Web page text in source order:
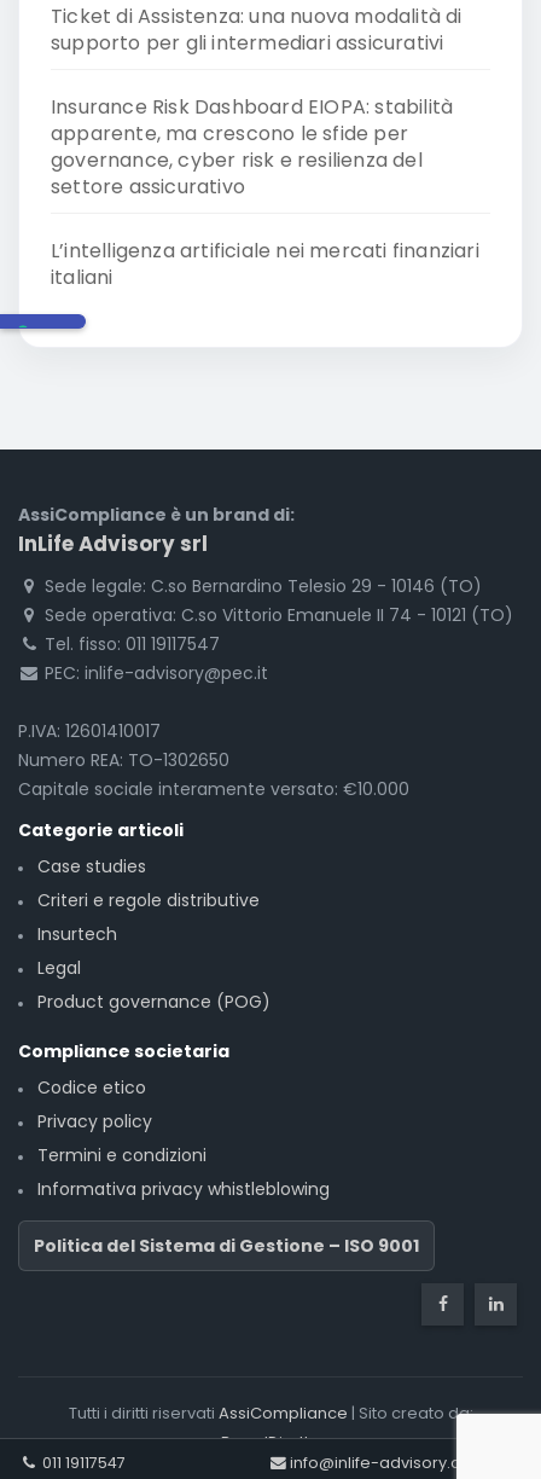
Ticket di Assistenza: una nuova modalità di
supporto per gli intermediari assicurativi
Insurance Risk Dashboard EIOPA: stabilità
apparente, ma crescono le sfide per
governance, cyber risk e resilienza del
settore assicurativo
L’intelligenza artificiale nei mercati finanziari
italiani
011 19117547 info@inlife-advisory.com
AssiCompliance è un brand di:
InLife Advisory srl
Sede legale: C.so Bernardino Telesio 29 - 10146 (TO)
Sede operativa: C.so Vittorio Emanuele II 74 - 10121 (TO)
Tel. fisso: 011 19117547
PEC: inlife-advisory@pec.it
P.IVA: 12601410017
Numero REA: TO-1302650
Capitale sociale interamente versato: €10.000
Categorie articoli
Case studies
Criteri e regole distributive
Insurtech
Legal
Product governance (POG)
Compliance societaria
Codice etico
Privacy policy
Termini e condizioni
Informativa privacy whistleblowing
Politica del Sistema di Gestione – ISO 9001
Tutti i diritti riservati AssiCompliance | Sito creato da:
BrandDiretto